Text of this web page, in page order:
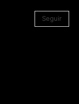
Seguir